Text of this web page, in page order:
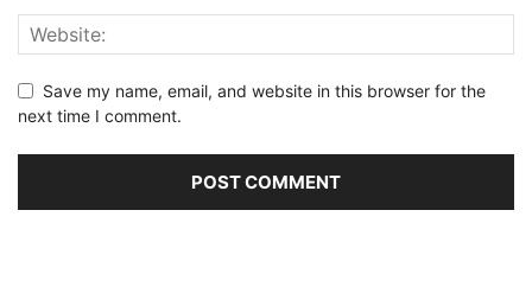
Save my name, email, and website in this browser for the
next time I comment.